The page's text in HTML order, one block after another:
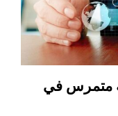
متمرس في